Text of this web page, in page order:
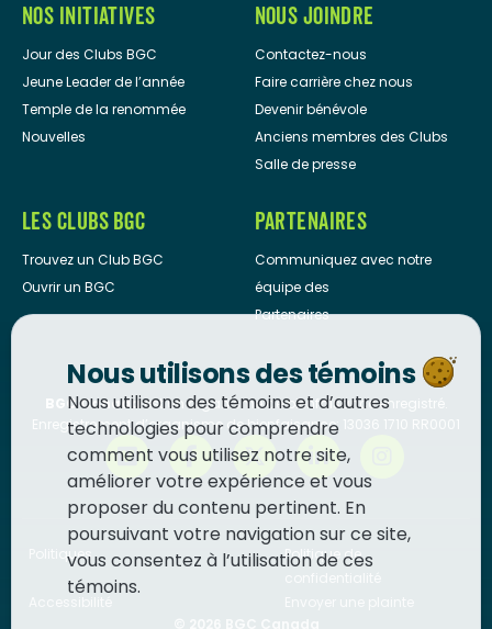
NOS INITIATIVES
Jour des Clubs BGC
Jeune Leader de l’année
Temple de la renommée
Nouvelles
NOUS JOINDRE
Contactez-nous
Faire carrière chez nous
Devenir bénévole
Anciens membres des Clubs
Salle de presse
LES CLUBS BGC
Trouvez un Club BGC
Ouvrir un BGC
PARTENAIRES
Communiquez avec notre
équipe des
Partenaires
BGC Canadaest un organisme de bienfaisance enregistré.
Enregistrement d’organisme de bienfaisance: 13036 1710 RR0001
Politiques
Politique de
Nous utilisons des témoins
Nous utilisons des témoins et d’autres
technologies pour comprendre
comment vous utilisez notre site,
améliorer votre expérience et vous
proposer du contenu pertinent. En
poursuivant votre navigation sur ce site,
vous consentez à l’utilisation de ces
témoins.